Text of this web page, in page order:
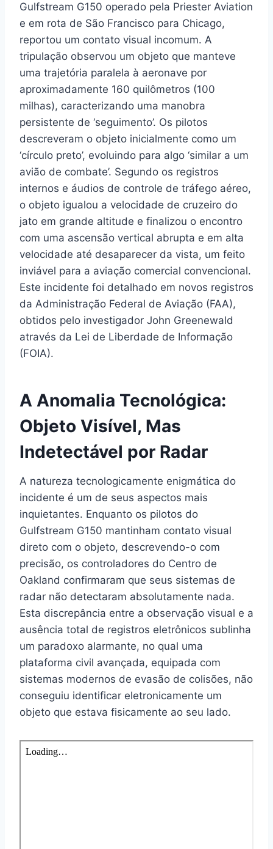
Gulfstream G150 operado pela Priester Aviation
e em rota de São Francisco para Chicago,
reportou um contato visual incomum. A
tripulação observou um objeto que manteve
uma trajetória paralela à aeronave por
aproximadamente 160 quilômetros (100
milhas), caracterizando uma manobra
persistente de ‘seguimento’. Os pilotos
descreveram o objeto inicialmente como um
‘círculo preto’, evoluindo para algo ‘similar a um
avião de combate’. Segundo os registros
internos e áudios de controle de tráfego aéreo,
o objeto igualou a velocidade de cruzeiro do
jato em grande altitude e finalizou o encontro
com uma ascensão vertical abrupta e em alta
velocidade até desaparecer da vista, um feito
inviável para a aviação comercial convencional.
Este incidente foi detalhado em novos registros
da Administração Federal de Aviação (FAA),
obtidos pelo investigador John Greenewald
através da Lei de Liberdade de Informação
(FOIA).
A Anomalia Tecnológica:
Objeto Visível, Mas
Indetectável por Radar
A natureza tecnologicamente enigmática do
incidente é um de seus aspectos mais
inquietantes. Enquanto os pilotos do
Gulfstream G150 mantinham contato visual
direto com o objeto, descrevendo-o com
precisão, os controladores do Centro de
Oakland confirmaram que seus sistemas de
radar não detectaram absolutamente nada.
Esta discrepância entre a observação visual e a
ausência total de registros eletrônicos sublinha
um paradoxo alarmante, no qual uma
plataforma civil avançada, equipada com
sistemas modernos de evasão de colisões, não
conseguiu identificar eletronicamente um
objeto que estava fisicamente ao seu lado.